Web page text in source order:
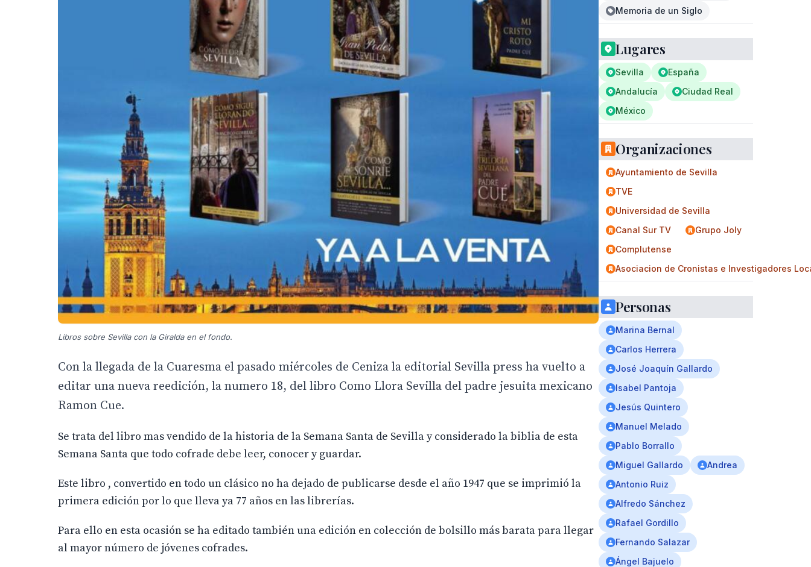
Libros sobre Sevilla con la Giralda en el fondo.
Con la llegada de la Cuaresma el pasado miércoles de Ceniza la editorial Sevilla press ha vuelto a
editar una nueva reedición, la numero 18, del libro Como Llora Sevilla del padre jesuita mexicano
Ramon Cue.
Se trata del libro mas vendido de la historia de la Semana Santa de Sevilla y considerado la biblia de esta
Semana Santa que todo cofrade debe leer, conocer y guardar.
Este libro , convertido en todo un clásico no ha dejado de publicarse desde el año 1947 que se imprimió la
primera edición por lo que lleva ya 77 años en las librerías.
Para ello en esta ocasión se ha editado también una edición en colección de bolsillo más barata para llegar
al mayor número de jóvenes cofrades.
Memoria de un Siglo
Lugares
Sevilla
España
Andalucía
Ciudad Real
México
Organizaciones
Ayuntamiento de Sevilla
TVE
Universidad de Sevilla
Canal Sur TV
Grupo Joly
Complutense
Asociacion de Cronistas e Investigadores
Personas
Marina Bernal
Carlos Herrera
José Joaquín Gallardo
Isabel Pantoja
Jesús Quintero
Manuel Melado
Pablo Borrallo
Miguel Gallardo
Andrea
Antonio Ruiz
Alfredo Sánchez
Rafael Gordillo
Fernando Salazar
Ángel Bajuelo